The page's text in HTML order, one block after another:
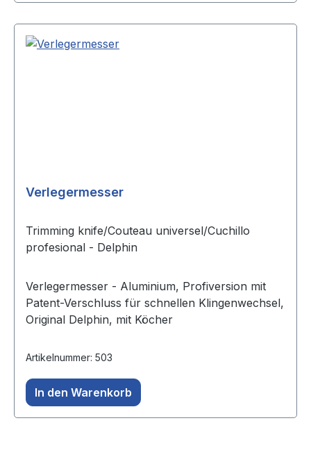
Verlegermesser
Trimming knife/Couteau universel/Cuchillo
profesional - Delphin
Verlegermesser - Aluminium, Profiversion mit
Patent-Verschluss für schnellen Klingenwechsel,
Original Delphin, mit Köcher
Artikelnummer: 503
In den Warenkorb